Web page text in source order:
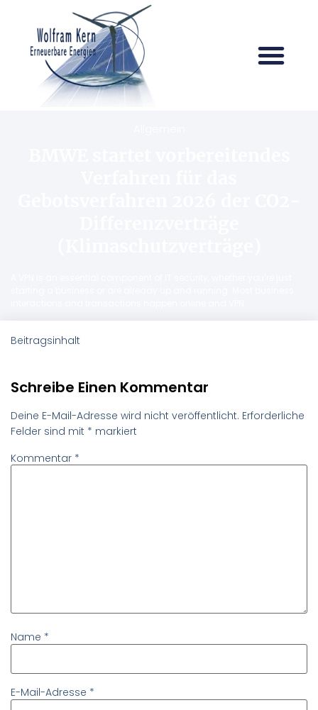
Beitragsinhalt
Schreibe Einen Kommentar
Deine E-Mail-Adresse wird nicht veröffentlicht. Erforderliche
Felder sind mit * markiert
Kommentar *
Name *
E-Mail-Adresse *